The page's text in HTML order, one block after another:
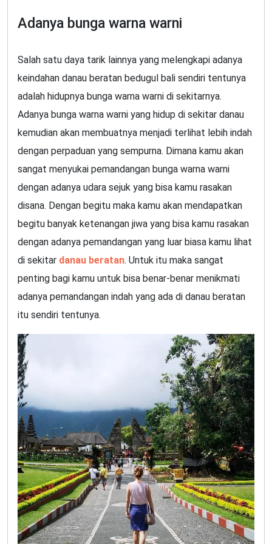
Adanya bunga warna warni
Salah satu daya tarik lainnya yang melengkapi adanya
keindahan danau beratan bedugul bali sendiri tentunya
adalah hidupnya bunga warna warni di sekitarnya.
Adanya bunga warna warni yang hidup di sekitar danau
kemudian akan membuatnya menjadi terlihat lebih indah
dengan perpaduan yang sempurna. Dimana kamu akan
sangat menyukai pemandangan bunga warna warni
dengan adanya udara sejuk yang bisa kamu rasakan
disana. Dengan begitu maka kamu akan mendapatkan
begitu banyak ketenangan jiwa yang bisa kamu rasakan
dengan adanya pemandangan yang luar biasa kamu lihat
di sekitar danau beratan. Untuk itu maka sangat
penting bagi kamu untuk bisa benar-benar menikmati
adanya pemandangan indah yang ada di danau beratan
itu sendiri tentunya.